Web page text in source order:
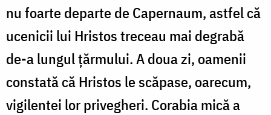
nu foarte departe de Capernaum, astfel că
ucenicii lui Hristos treceau mai degrabă
de-a lungul țărmului. A doua zi, oamenii
constată că Hristos le scăpase, oarecum,
vigilentei lor privegheri. Corabia mică a